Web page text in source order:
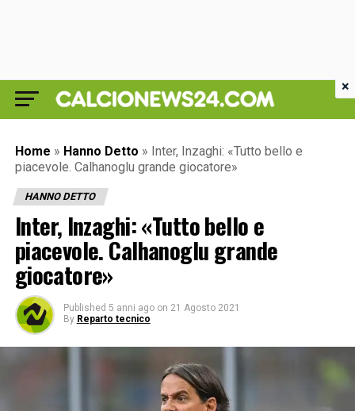
Home » Hanno Detto » Inter, Inzaghi: «Tutto bello e
piacevole. Calhanoglu grande giocatore»
HANNO DETTO
Inter, Inzaghi: «Tutto bello e
piacevole. Calhanoglu grande
giocatore»
Published 5 anni ago on 21 Agosto 2021
By Reparto tecnico
×